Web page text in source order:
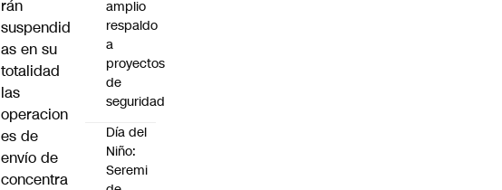
rán
suspendid
as en su
totalidad
las
operacion
es de
envío de
concentra
amplio
respaldo
a
proyectos
de
seguridad
Día del
Niño:
Seremi